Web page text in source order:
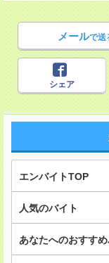
メールで送
シェア
エンバイトTOP
人気のバイト
あなたへのおすすめ